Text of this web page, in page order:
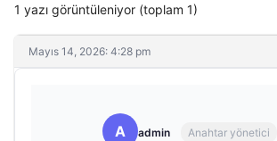
1 yazı görüntüleniyor (toplam 1)
Mayıs 14, 2026: 4:28 pm
A admin Anahtar yönetici